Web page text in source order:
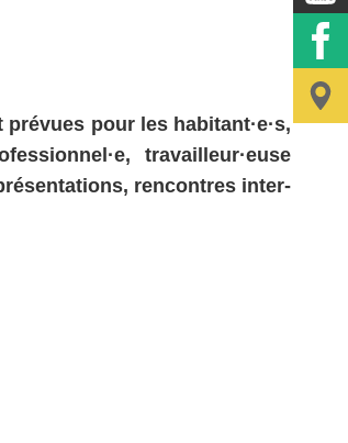
pour les habitant·e·s,
travailleur·euse
rencontres inter-